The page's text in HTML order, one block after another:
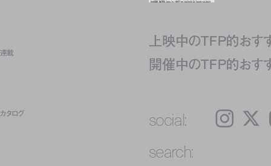
連載
タログ
上映中のTFP的おす
開催中のTFP的おす
social: Instagram 𝕏
search: